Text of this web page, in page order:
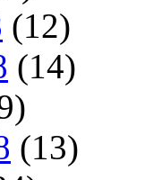
(12)
(14)
(13)